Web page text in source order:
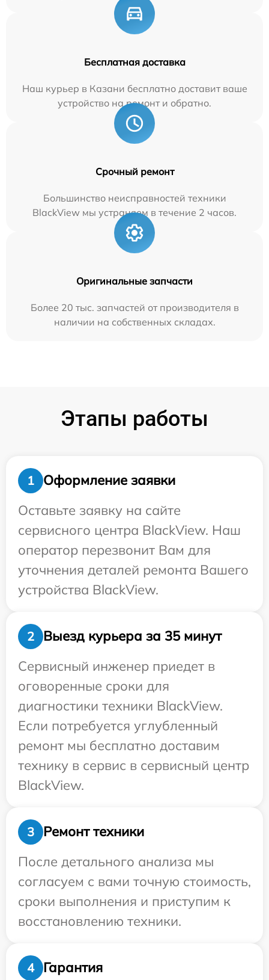
Бесплатная доставка
Наш курьер в Казани бесплатно доставит ваше
устройство на ремонт и обратно.
Срочный ремонт
Большинство неисправностей техники
BlackView мы устраняем в течение 2 часов.
Оригинальные запчасти
Более 20 тыс. запчастей от производителя в
наличии на собственных складах.
Этапы работы
1
Оформление заявки
Оставьте заявку на сайте
сервисного центра BlackView. Наш
оператор перезвонит Вам для
уточнения деталей ремонта Вашего
устройства BlackView.
2
Выезд курьера за 35 минут
Сервисный инженер приедет в
оговоренные сроки для
диагностики техники BlackView.
Если потребуется углубленный
ремонт мы бесплатно доставим
технику в сервис в сервисный центр
BlackView.
3
Ремонт техники
После детального анализа мы
согласуем с вами точную стоимость,
сроки выполнения и приступим к
восстановлению техники.
4 Гарантия